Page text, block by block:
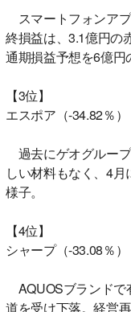
スマートフォンア
終損益は、3.1億円の
通期損益予想を6億円
【3位】
エスポア（-34.82％
過去にゲオグルー
しい材料もなく、4
様子。
【4位】
シャープ（-33.08％）
AQUOSブランドで
道を受け下落。経営